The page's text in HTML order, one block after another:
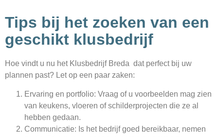
Tips bij het zoeken van een
geschikt klusbedrijf
Hoe vindt u nu het Klusbedrijf Breda dat perfect bij uw
plannen past? Let op een paar zaken:
Ervaring en portfolio: Vraag of u voorbeelden mag zien
van keukens, vloeren of schilderprojecten die ze al
hebben gedaan.
Communicatie: Is het bedrijf goed bereikbaar, nemen